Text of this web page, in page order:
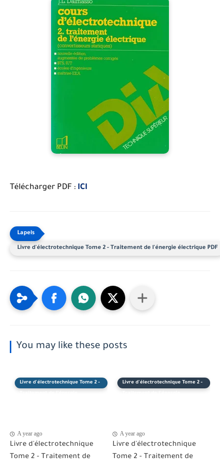
Télécharger PDF : ICI
Livre d'électrotechnique Tome 2 - Traitement de l'énergie électrique PDF
You may like these posts
Livre d'électrotechnique Tome 2 -
A year ago
Livre d'électrotechnique
Tome 2 - Traitement de
Livre d'électrotechnique Tome 2 -
A year ago
Livre d'électrotechnique
Tome 2 - Traitement de